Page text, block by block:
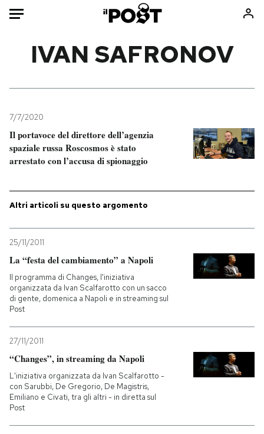
Mondo
Politica
Tecnologia
Internet
Cultura
Consumismi
PODCAST
NEWSLETTER
I MIEI PREFERITI
IVAN SAFRONOV
7/7/2020
Il portavoce del direttore dell’agenzia
spaziale russa Roscosmos è stato
arrestato con l’accusa di spionaggio
Altri articoli su questo argomento
25/11/2011
La “festa del cambiamento” a Napoli
Il programma di Changes, l'iniziativa
organizzata da Ivan Scalfarotto con un sacco
di gente, domenica a Napoli e in streaming sul
Post
27/11/2011
“Changes”, in streaming da Napoli
L'iniziativa organizzata da Ivan Scalfarotto -
con Sarubbi, De Gregorio, De Magistris,
Emiliano e Civati, tra gli altri - in diretta sul
Post